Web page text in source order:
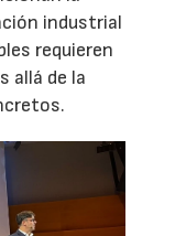
industrial
requieren
allá de la